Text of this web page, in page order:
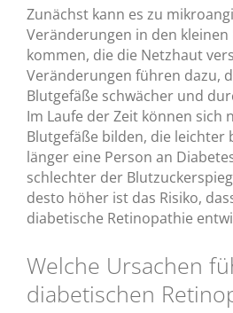
Zunächst kann es zu
Veränderungen in den kleinen
kommen, die die Netzhaut
Veränderungen führen dazu,
Blutgefäße schwächer und
Im Laufe der Zeit können sich
Blutgefäße bilden, die leichter
länger eine Person an
schlechter der
desto höher ist das Risiko,
diabetische Retinopathie
Welche Ursachen
diabetischen